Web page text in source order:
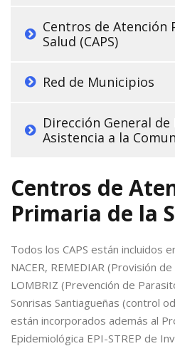
Centros de Atención
Salud (CAPS)
Red de Municipios
Dirección General
Asistencia a la
Centros de
Primaria de la
Todos los CAPS están incluidos
NACER, REMEDIAR (Provisión
LOMBRIZ (Prevención de
Sonrisas Santiagueñas (control
están incorporados además al
Epidemiológica EPI-STREP de